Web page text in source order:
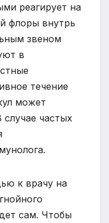
реагирует на
флоры внутрь
звеном
в
течение
может
частых
к врачу на
сам. Чтобы